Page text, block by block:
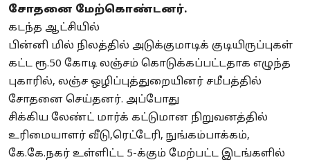
Politics
சோதனை மேற்கொண்டனர்.
கடந்த ஆட்சியில்
பின்னி மில் நிலத்தில் அடுக்குமாடிக் குடியிருப்புகள்
கட்ட ரூ.50 கோடி லஞ்சம் கொடுக்கப்பட்டதாக எழுந்த
புகாரில், லஞ்ச ஒழிப்புத்துறையினர் சமீபத்தில்
சோதனை செய்தனர். அப்போது
சிக்கிய லேண்ட் மார்க் கட்டுமான நிறுவனத்தில்
உரிமையாளர் வீடு,ரெட்டேரி, நுங்கம்பாக்கம்,
கே.கே.நகர் உள்ளிட்ட 5-க்கும் மேற்பட்ட இடங்களில்